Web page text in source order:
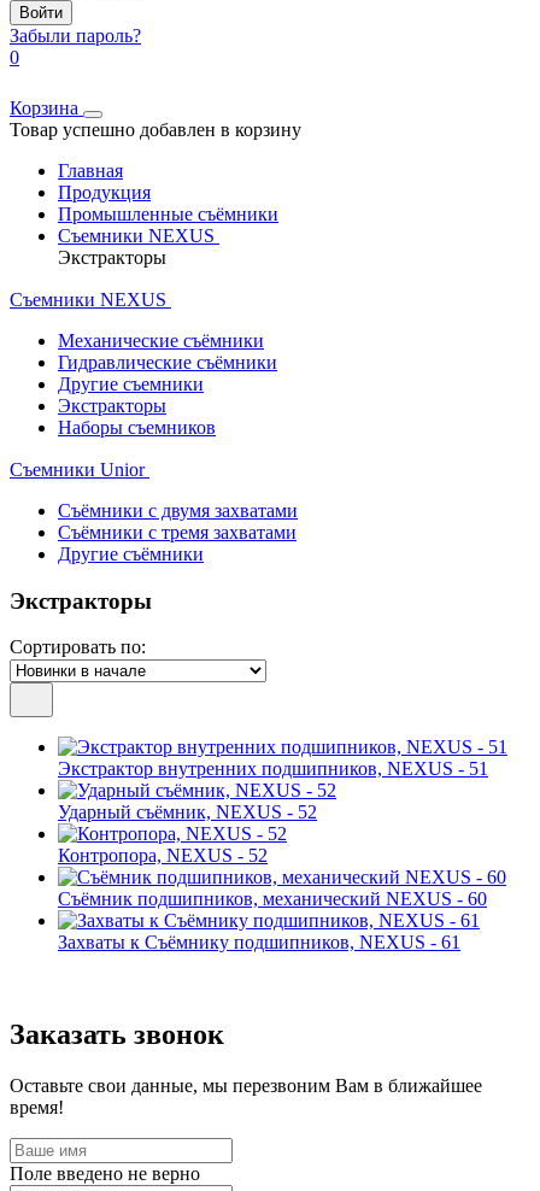
Войти
Забыли пароль?
0
Корзина
Товар успешно добавлен в корзину
Главная
Продукция
Промышленные съёмники
Съемники NEXUS
Экстракторы
Съемники NEXUS
Механические съёмники
Гидравлические съёмники
Другие съемники
Экстракторы
Наборы съемников
Съемники Unior
Съёмники с двумя захватами
Съёмники с тремя захватами
Другие съёмники
Экстракторы
Сортировать по:
Экстрактор внутренних подшипников, NEXUS - 51
Ударный съёмник, NEXUS - 52
Контропора, NEXUS - 52
Съёмник подшипников, механический NEXUS - 60
Захваты к Съёмнику подшипников, NEXUS - 61
Заказать звонок
Оставьте свои данные, мы перезвоним Вам в ближайшее
время!
Поле введено не верно